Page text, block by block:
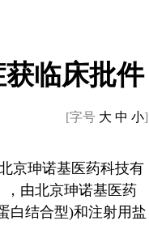
临床批件
[字号 大 中 小]
京珅诺基医药科技有
，由北京珅诺基医药
白结合型)和注射用盐